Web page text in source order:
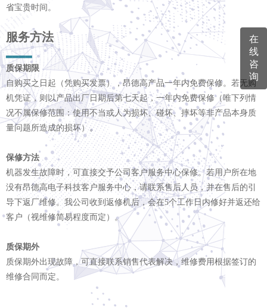
省宝贵时间。
服务方法
▂▂▂▂
质保期限
自购买之日起（凭购买发票），昂德高产品一年内免费保修。若无购
机凭证，则以产品出厂日期后第七天起，一年内免费保修（唯下列情
况不属保修范围：使用不当或人为损坏、碰坏、摔坏等非产品本身质
量问题所造成的损坏）。
保修方法
机器发生故障时，可直接交予公司客户服务中心保修。若用户所在地
没有昂德高电子科技客户服务中心，请联系售后人员，并在售后的引
导下返厂维修。我公司收到返修机后，会在5个工作日内修好并返还给
客户（视维修简易程度而定）。
质保期外
质保期外出现故障，可直接联系销售代表解决，维修费用根据签订的
维修合同而定。
在
线
咨
询